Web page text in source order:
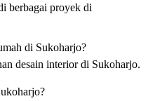
berbagai proyek di
di Sukoharjo?
desain interior di Sukoharjo.